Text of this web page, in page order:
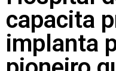
capacita
implanta